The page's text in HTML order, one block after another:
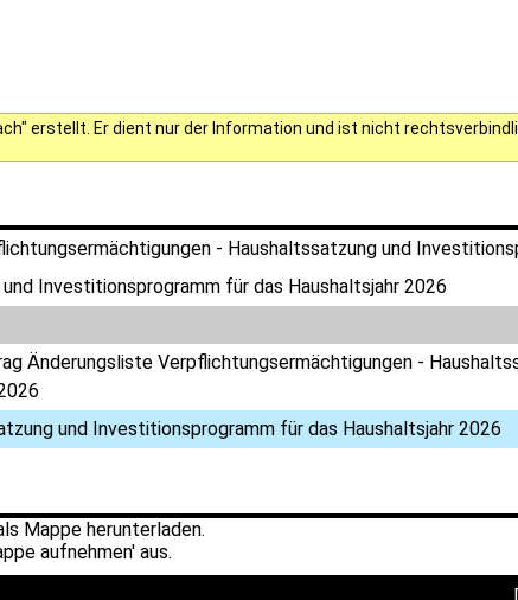
erstellt. Er dient nur der Information und ist nicht
- Haushaltssatzung und
Investitionsprogramm für das Haushaltsjahr 2026
Änderungsliste Verpflichtungsermächtigungen -
und Investitionsprogramm für das Haushaltsjahr 2026
Mappe herunterladen.
aufnehmen' aus.